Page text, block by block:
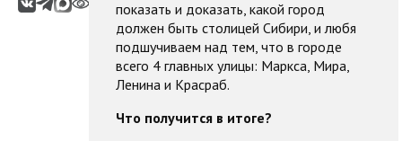
показать и доказать, какой город
должен быть столицей Сибири, и любя
подшучиваем над тем, что в городе
всего 4 главных улицы: Маркса, Мира,
Ленина и Красраб.
Что получится в итоге?